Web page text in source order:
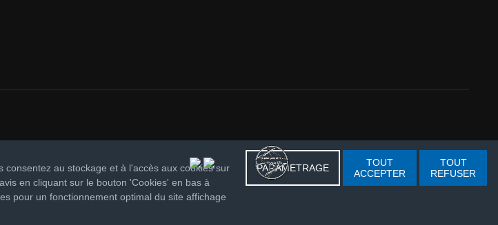
au stockage et à l'accès aux cookies sur
en cliquant sur le bouton 'Cookies' en bas à
pour un fonctionnement optimal du site affichage
PARAMETRAGE
TOUT
ACCEPTER
TOUT
REFUSER